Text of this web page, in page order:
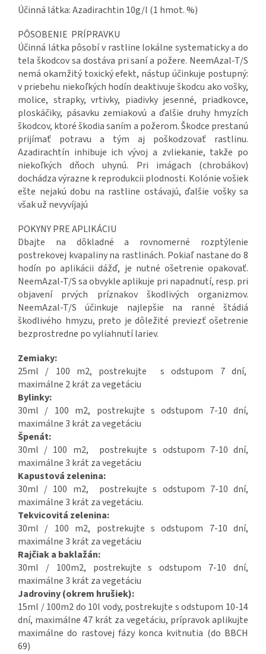
Účinná látka: Azadirachtin 10g/l (1 hmot. %)
PÔSOBENIE PRÍPRAVKU
Účinná látka pôsobí v rastline lokálne systematicky a do
tela škodcov sa dostáva pri saní a požere. NeemAzal-T/S
nemá okamžitý toxický efekt, nástup účinkuje postupný:
v priebehu niekoľkých hodín deaktivuje škodcu ako vošky,
molice, strapky, vrtivky, piadivky jesenné, priadkovce,
ploskáčiky, pásavku zemiakovú a ďalšie druhy hmyzích
škodcov, ktoré škodia saním a požerom. Škodce prestanú
prijímať potravu a tým aj poškodzovať rastlinu.
Azadirachtín inhibuje ich vývoj a zvliekanie, takže po
niekoľkých dňoch uhynú. Pri imágach (chrobákov)
dochádza výrazne k reprodukcii plodnosti. Kolónie vošiek
ešte nejakú dobu na rastline ostávajú, ďalšie vošky sa
však už nevyvíjajú
POKYNY PRE APLIKÁCIU
Dbajte na dôkladné a rovnomerné rozptýlenie
postrekovej kvapaliny na rastlinách. Pokiaľ nastane do 8
hodín po aplikácii dážď, je nutné ošetrenie opakovať.
NeemAzal-T/S sa obvykle aplikuje pri napadnutí, resp. pri
objavení prvých príznakov škodlivých organizmov.
NeemAzal-T/S účinkuje najlepšie na ranné štádiá
škodlivého hmyzu, preto je dôležité previezť ošetrenie
bezprostredne po vyliahnutí lariev.
Zemiaky:
25ml / 100 m2, postrekujte s odstupom 7 dní,
maximálne 2 krát za vegetáciu
Bylinky:
30ml / 100 m2, postrekujte s odstupom 7-10 dní,
maximálne 3 krát za vegetáciu
Špenát:
30ml / 100 m2, postrekujte s odstupom 7-10 dní,
maximálne 3 krát za vegetáciu
Kapustová zelenina:
30ml / 100 m2, postrekujte s odstupom 7-10 dní,
maximálne 3 krát za vegetáciu.
Tekvicovitá zelenina:
30ml / 100 m2, postrekujte s odstupom 7-10 dní,
maximálne 3 krát za vegetáciu
Rajčiak a baklažán:
30ml / 100m2, postrekujte s odstupom 7-10 dní,
maximálne 3 krát za vegetáciu
Jadroviny (okrem hrušiek):
15ml / 100m2 do 10l vody, postrekujte s odstupom 10-14
dní, maximálne 47 krát za vegetáciu, prípravok aplikujte
maximálne do rastovej fázy konca kvitnutia (do BBCH
69)